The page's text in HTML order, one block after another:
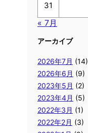
31
« 7月
アーカイブ
2026年7月 (14)
2026年6月 (9)
2023年5月 (2)
2023年4月 (5)
2022年3月 (1)
2022年2月 (3)